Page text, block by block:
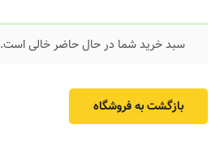
سبد خرید شما در حال حاضر خالی است.
بازگشت به فروشگاه